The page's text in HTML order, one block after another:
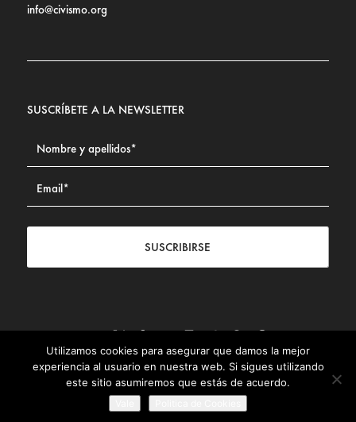
info@civismo.org
SUSCRÍBETE A LA NEWSLETTER
SUSCRIBIRSE
Contacto|Aviso legal| Política de privacidad| Política de
Cookies
© Fundación Civismo 2025
Utilizamos cookies para asegurar que damos la mejor
experiencia al usuario en nuestra web. Si sigues utilizando
este sitio asumiremos que estás de acuerdo.